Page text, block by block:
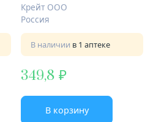
Крейт ООО
Россия
В наличии в 1 аптеке
349,8
В корзину